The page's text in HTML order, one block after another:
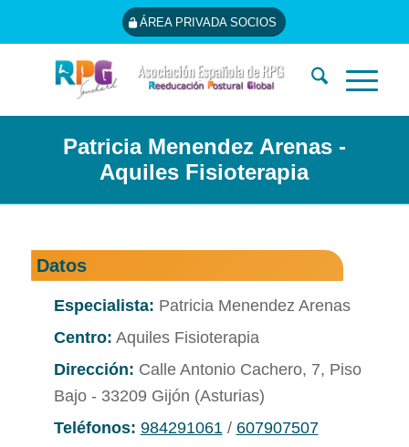
ÁREA PRIVADA SOCIOS
Patricia Menendez Arenas -
Aquiles Fisioterapia
Datos
Especialista: Patricia Menendez Arenas
Centro: Aquiles Fisioterapia
Dirección: Calle Antonio Cachero, 7, Piso
Bajo - 33209 Gijón (Asturias)
Teléfonos: 984291061/ 607907507